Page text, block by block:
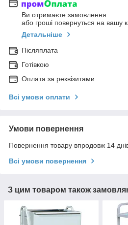
Ви отримаєте замовлення
або гроші повернуться на вашу
Детальніше
Післяплата
Готівкою
Оплата за реквізитами
Всі умови оплати
Умови повернення
Повернення товару впродовж 14
Всі умови повернення
З цим товаром також